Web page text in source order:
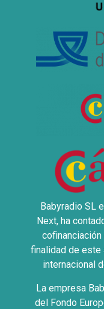
Babyradio SL
Next, ha
cofinanciación
finalidad de este
internacional
La empresa
del Fondo